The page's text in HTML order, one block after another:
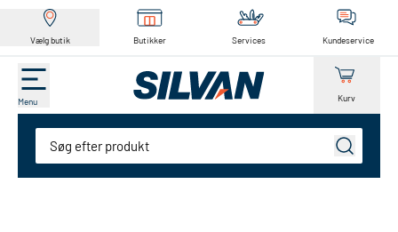
Vælg butik Butikker Services Kundeservice
Menu Kurv
Søg